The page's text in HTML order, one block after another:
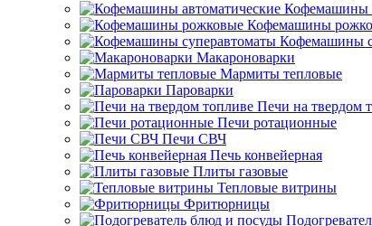
Кофемашины
Кофемашины
Кофемашины
Макароноварки
Мармиты тепловые
Пароварки
Печи на твердом
Печи ротационные
Печи СВЧ
Печь конвейерная
Плиты газовые
Тепловые витрины
Фритюрницы